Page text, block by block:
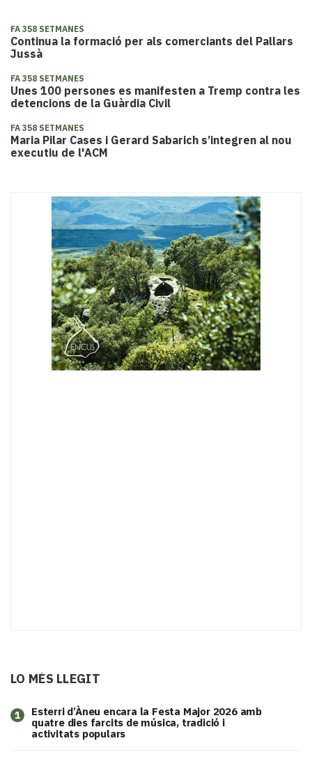
FA 358 SETMANES
Continua la formació per als comerciants del Pallars
Jussà
FA 358 SETMANES
Unes 100 persones es manifesten a Tremp contra les
detencions de la Guàrdia Civil
FA 358 SETMANES
Maria Pilar Cases i Gerard Sabarich s’integren al nou
executiu de l'ACM
LO MÉS LLEGIT
1
Esterri d’Àneu encara la Festa Major 2026 amb
quatre dies farcits de música, tradició i
activitats populars